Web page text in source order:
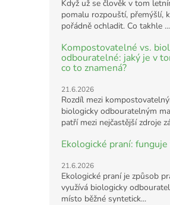
Když už se člověk v tom
pomalu rozpouští, přemýšlí,
pořádně ochladit. Co takhle ...
Kompostovatelné vs.
odbouratelné: jaký je v
co to znamená?
21.6.2026
Rozdíl mezi
biologicky odbouratelným
patří mezi nejčastější zdroje
Ekologické praní: funguje
21.6.2026
Ekologické praní je způsob
využívá biologicky
místo běžné syntetick...